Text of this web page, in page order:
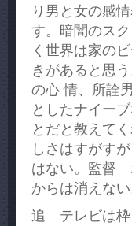
り男と女の感
す。暗闇のス
く世界は家の
きがあると思
の心 情、所詮
としたナイー
とだと教えて
しさはすがす
はない。監督
からは消えない
追 テレビは枠